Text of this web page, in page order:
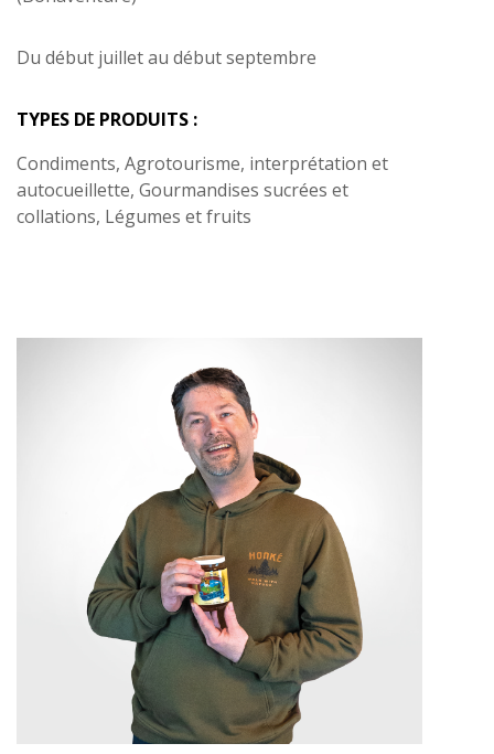
Du début juillet au début septembre
TYPES DE PRODUITS :
Condiments, Agrotourisme, interprétation et
autocueillette, Gourmandises sucrées et
collations, Légumes et fruits